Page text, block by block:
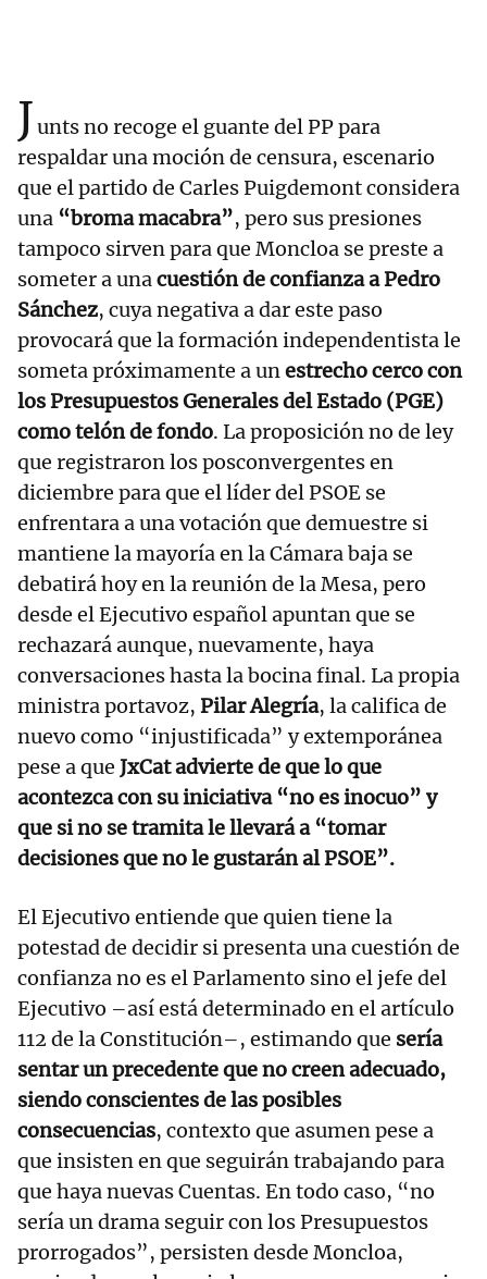
Junts no recoge el guante del PP para
respaldar una moción de censura, escenario
que el partido de Carles Puigdemont considera
una “broma macabra”, pero sus presiones
tampoco sirven para que Moncloa se preste a
someter a unacuestión de confianza a Pedro
Sánchez, cuya negativa a dar este paso
provocará que la formación independentista le
someta próximamente a unestrecho cerco con
los Presupuestos Generales del Estado (PGE)
como telón de fondo. La proposición no de ley
que registraron los posconvergentes en
diciembre para que el líder del PSOE se
enfrentara a una votación que demuestre si
mantiene la mayoría en la Cámara baja se
debatirá hoy en la reunión de la Mesa, pero
desde el Ejecutivo español apuntan que se
rechazará aunque, nuevamente, haya
conversaciones hasta la bocina final. La propia
ministra portavoz, Pilar Alegría, la califica de
nuevo como “injustificada” y extemporánea
pese a que JxCat advierte de que lo que
acontezca con su iniciativa “no es inocuo” y
que si no se tramita le llevará a “tomar
decisiones que no le gustarán al PSOE”.
El Ejecutivo entiende que quien tiene la
potestad de decidir si presenta una cuestión de
confianza no es el Parlamento sino el jefe del
Ejecutivo –así está determinado en el artículo
112 de la Constitución–, estimando que sería
sentar un precedente que no creen adecuado,
siendo conscientes de las posibles
consecuencias, contexto que asumen pese a
que insisten en que seguirán trabajando para
que haya nuevas Cuentas. En todo caso, “no
sería un drama seguir con los Presupuestos
prorrogados”, persisten desde Moncloa,